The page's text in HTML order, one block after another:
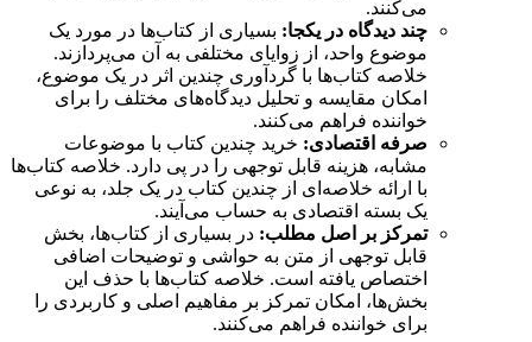
می‌کنند.
چند دیدگاه در یکجا: بسیاری از کتاب‌ها در مورد یک
موضوع واحد، از زوایای مختلفی به آن می‌پردازند.
خلاصه کتاب‌ها با گردآوری چندین اثر در یک موضوع،
امکان مقایسه و تحلیل دیدگاه‌های مختلف را برای
خواننده فراهم می‌کنند.
صرفه اقتصادی: خرید چندین کتاب با موضوعات
مشابه، هزینه قابل توجهی را در پی دارد. خلاصه کتاب‌ها
با ارائه خلاصه‌ای از چندین کتاب در یک جلد، به نوعی
یک بسته اقتصادی به حساب می‌آیند.
تمرکز بر اصل مطلب: در بسیاری از کتاب‌ها، بخش
قابل توجهی از متن به حواشی و توضیحات اضافی
اختصاص یافته است. خلاصه کتاب‌ها با حذف این
بخش‌ها، امکان تمرکز بر مفاهیم اصلی و کاربردی را
برای خواننده فراهم می‌کنند.